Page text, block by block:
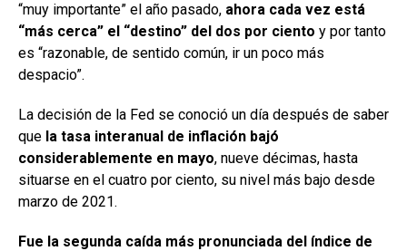
“muy importante” el año pasado, ahora cada vez está
“más cerca” el “destino” del dos por ciento y por tanto
es “razonable, de sentido común, ir un poco más
despacio”.
La decisión de la Fed se conoció un día después de saber
que la tasa interanual de inflación bajó
considerablemente en mayo, nueve décimas, hasta
situarse en el cuatro por ciento, su nivel más bajo desde
marzo de 2021.
Fue la segunda caída más pronunciada del índice de